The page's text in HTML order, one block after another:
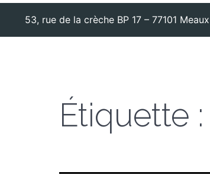
53, rue de la crèche BP 17 – 77101
Étiquette :